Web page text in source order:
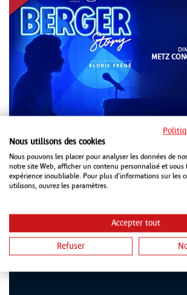
METZ
Nous utilisons des cookies
Nous pouvons les placer pour analyser les données de
notre site Web, afficher un contenu personnalisé et vous
expérience inoubliable. Pour plus d'informations sur les
utilisons, ouvrez les paramètres.
Accepter tout
Refuser